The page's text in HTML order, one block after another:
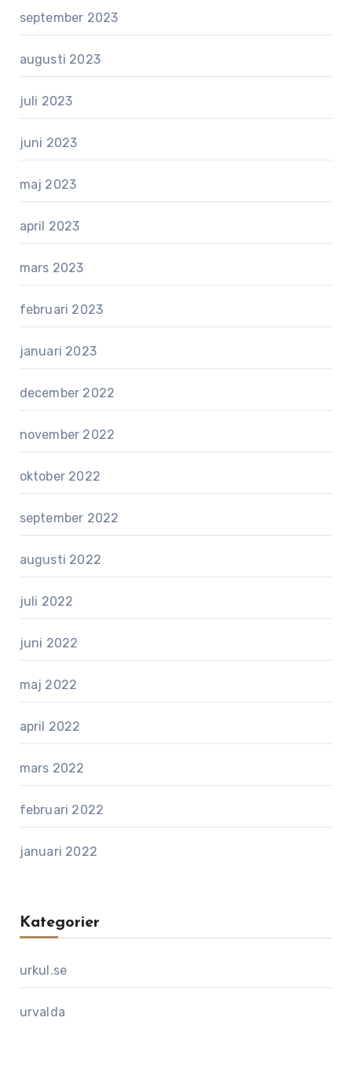
september 2023
augusti 2023
juli 2023
juni 2023
maj 2023
april 2023
mars 2023
februari 2023
januari 2023
december 2022
november 2022
oktober 2022
september 2022
augusti 2022
juli 2022
juni 2022
maj 2022
april 2022
mars 2022
februari 2022
januari 2022
Kategorier
urkul.se
urvalda